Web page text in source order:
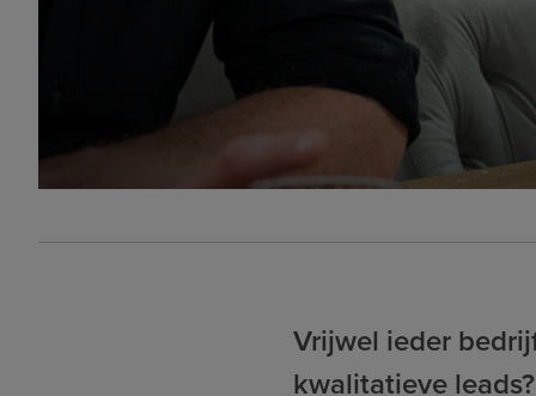
Vrijwel ieder
kwalitatieve